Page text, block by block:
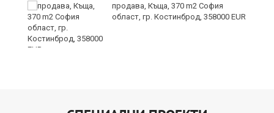
продава, Къща, 370 m2 София
област, гр. Костинброд, 358000 EUR